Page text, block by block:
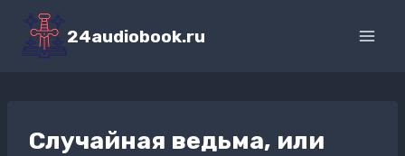
Перейти
содержимому
24audiobook.ru
Случайная ведьма, или